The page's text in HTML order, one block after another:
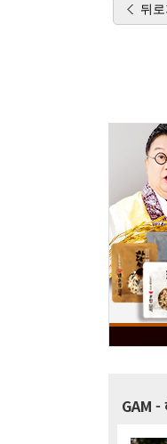
뒤
GAM -